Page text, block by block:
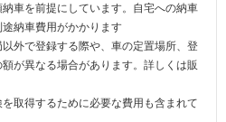
車を前提にしています。自宅への納車
納車費用がかかります
外で登録する際や、車の定置場所、登
が異なる場合があります。詳しくは販
取得するために必要な費用も含まれて